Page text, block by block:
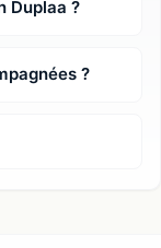
Duplaa ?
?